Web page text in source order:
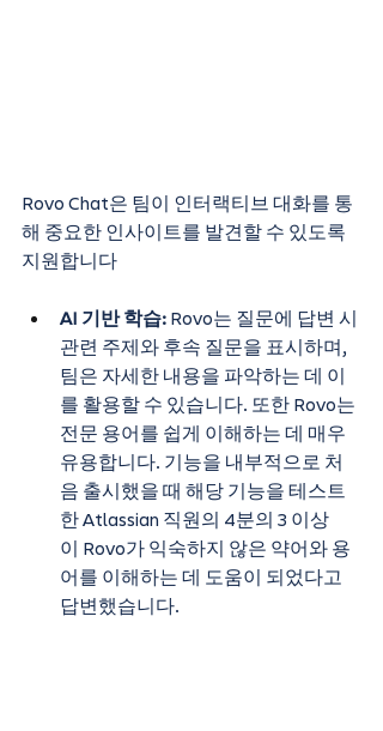
Rovo Chat은 팀이 인터랙티브 대화를 통
해 중요한 인사이트를 발견할 수 있도록
지원합니다
AI 기반 학습: Rovo는 질문에 답변 시
관련 주제와 후속 질문을 표시하며,
팀은 자세한 내용을 파악하는 데 이
를 활용할 수 있습니다. 또한 Rovo는
전문 용어를 쉽게 이해하는 데 매우
유용합니다. 기능을 내부적으로 처
음 출시했을 때 해당 기능을 테스트
한 Atlassian 직원의 4분의 3 이상
이 Rovo가 익숙하지 않은 약어와 용
어를 이해하는 데 도움이 되었다고
답변했습니다.